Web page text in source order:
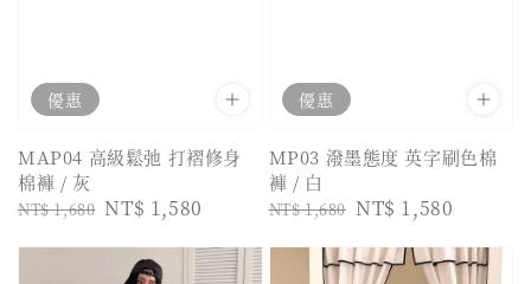
優惠
MAP04 高級鬆弛 打褶修身
棉褲 / 灰
Regular
NT$ 1,680 Sale
NT$ 1,580
優惠
MP03 潑墨態度 英字刷色棉
褲 / 白
Regular
NT$ 1,680 Sale
NT$ 1,580